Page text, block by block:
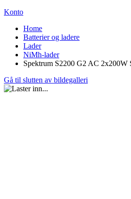
Konto
Home
Batterier og ladere
Lader
NiMh-lader
Spektrum S2200 G2 AC 2x200W
Gå til slutten av bildegalleri